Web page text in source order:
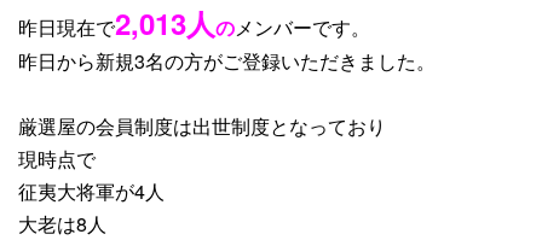
昨日現在で2,013人のメンバーです。
昨日から新規3名の方がご登録いただきました。
厳選屋の会員制度は出世制度となっており
現時点で
征夷大将軍が4人
大老は8人